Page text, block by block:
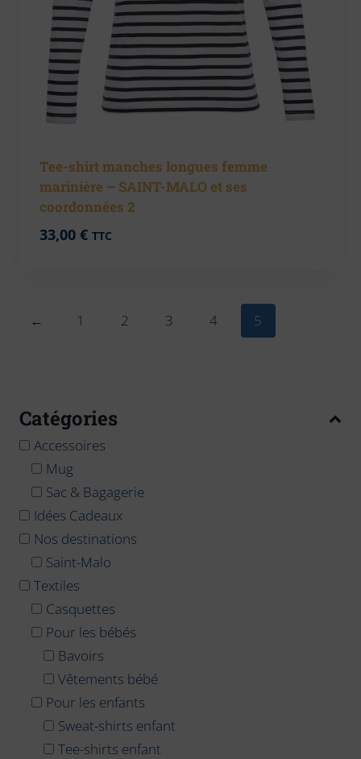
Tee-shirt manches longues femme
marinière – SAINT-MALO et ses
coordonnées 2
33,00 € TTC
← 1 2 3 4 5
Catégories
Accessoires
Mug
Sac & Bagagerie
Idées Cadeaux
Nos destinations
Saint-Malo
Textiles
Casquettes
Pour les bébés
Bavoirs
Vêtements bébé
Pour les enfants
Sweat-shirts enfant
Tee-shirts enfant